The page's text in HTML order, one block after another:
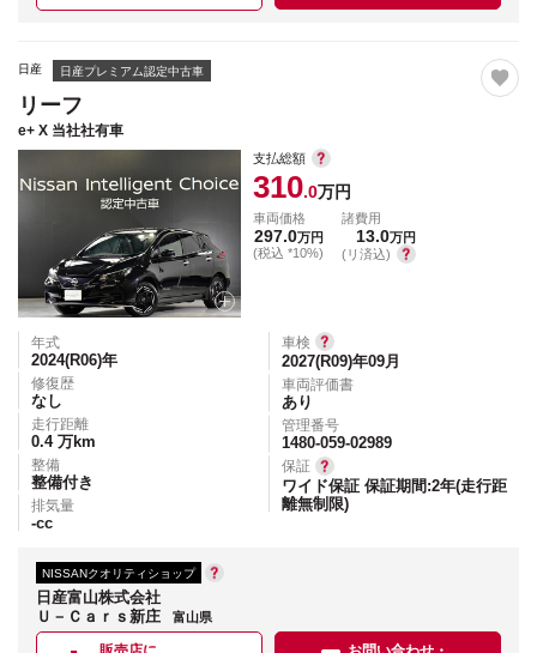
日産 日産プレミアム認定中古車
リーフ
e+ X 当社社有車
支払総額
310.0万円
車両価格
297.0万円
(税込 *10%)
諸費用
13.0万円
(リ済込)
年式
2024(R06)年
修復歴
なし
走行距離
0.4 万km
整備
整備付き
排気量
-cc
車検
2027(R09)年09月
車両評価書
あり
管理番号
1480-059-02989
保証
ワイド保証 保証期間:2年(走行距
離無制限)
NISSANクオリティショップ
日産富山株式会社
Ｕ－Ｃａｒｓ新庄
富山県